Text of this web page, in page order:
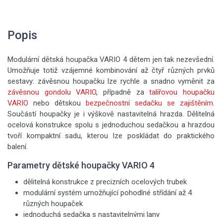
Popis
Modulární dětská houpačka VARIO 4 dětem jen tak nezevšední.
Umožňuje totiž vzájemné kombinování až čtyř různých prvků
sestavy: závěsnou houpačku lze rychle a snadno vyměnit za
závěsnou gondolu VARIO, případně zatalířovou houpačku
VARIO nebo dětskou bezpečnostní sedačku se zajištěním.
Součástí houpačky je i výškově nastavitelná hrazda. Dělitelná
ocelová konstrukce spolu s jednoduchou sedačkou a hrazdou
tvoří kompaktní sadu, kterou lze poskládat do praktického
balení.
Parametry dětské houpačky VARIO 4
dělitelná konstrukce z precizních ocelových trubek
modulární systém umožňující pohodlné střídání až 4
různých houpaček
jednoduchá sedačka s nastavitelnými lany